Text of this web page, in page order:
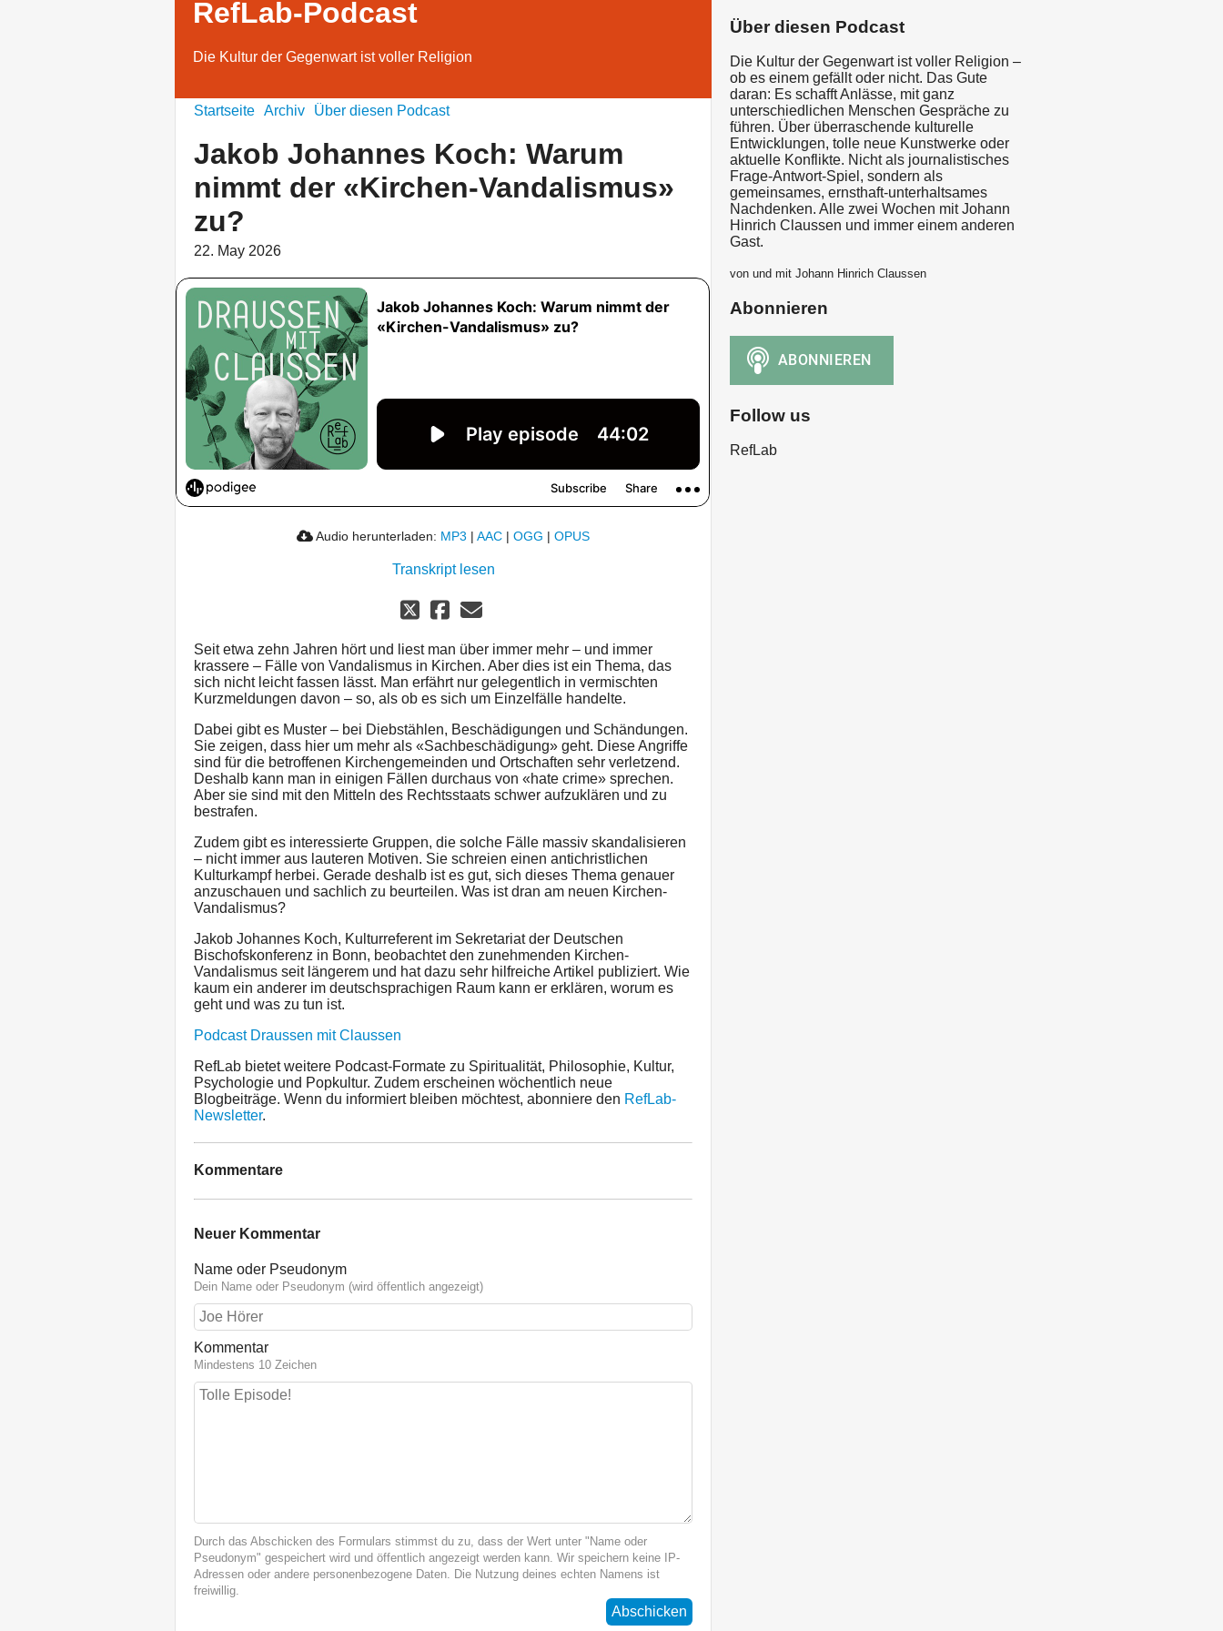
RefLab-Podcast
Die Kultur der Gegenwart ist voller Religion
Startseite Archiv Über diesen Podcast
Jakob Johannes Koch: Warum
nimmt der «Kirchen-Vandalismus»
zu?
22. May 2026
Audio herunterladen: MP3 | AAC | OGG | OPUS
Transkript lesen
Seit etwa zehn Jahren hört und liest man über immer mehr – und immer
krassere – Fälle von Vandalismus in Kirchen. Aber dies ist ein Thema, das
sich nicht leicht fassen lässt. Man erfährt nur gelegentlich in vermischten
Kurzmeldungen davon – so, als ob es sich um Einzelfälle handelte.
Dabei gibt es Muster – bei Diebstählen, Beschädigungen und Schändungen.
Sie zeigen, dass hier um mehr als «Sachbeschädigung» geht. Diese Angriffe
sind für die betroffenen Kirchengemeinden und Ortschaften sehr verletzend.
Deshalb kann man in einigen Fällen durchaus von «hate crime» sprechen.
Aber sie sind mit den Mitteln des Rechtsstaats schwer aufzuklären und zu
bestrafen.
Zudem gibt es interessierte Gruppen, die solche Fälle massiv skandalisieren
– nicht immer aus lauteren Motiven. Sie schreien einen antichristlichen
Kulturkampf herbei. Gerade deshalb ist es gut, sich dieses Thema genauer
anzuschauen und sachlich zu beurteilen. Was ist dran am neuen Kirchen-
Vandalismus?
Jakob Johannes Koch, Kulturreferent im Sekretariat der Deutschen
Bischofskonferenz in Bonn, beobachtet den zunehmenden Kirchen-
Vandalismus seit längerem und hat dazu sehr hilfreiche Artikel publiziert. Wie
kaum ein anderer im deutschsprachigen Raum kann er erklären, worum es
geht und was zu tun ist.
Podcast Draussen mit Claussen
RefLab bietet weitere Podcast-Formate zu Spiritualität, Philosophie, Kultur,
Psychologie und Popkultur. Zudem erscheinen wöchentlich neue
Blogbeiträge. Wenn du informiert bleiben möchtest, abonniere den RefLab-
Newsletter.
Kommentare
Neuer Kommentar
Name oder Pseudonym
Dein Name oder Pseudonym (wird öffentlich angezeigt)
Kommentar
Mindestens 10 Zeichen
Durch das Abschicken des Formulars stimmst du zu, dass der Wert unter "Name oder
Pseudonym" gespeichert wird und öffentlich angezeigt werden kann. Wir speichern keine IP-
Adressen oder andere personenbezogene Daten. Die Nutzung deines echten Namens ist
freiwillig.
Abschicken
Über diesen Podcast
Die Kultur der Gegenwart ist voller Religion –
ob es einem gefällt oder nicht. Das Gute
daran: Es schafft Anlässe, mit ganz
unterschiedlichen Menschen Gespräche zu
führen. Über überraschende kulturelle
Entwicklungen, tolle neue Kunstwerke oder
aktuelle Konflikte. Nicht als journalistisches
Frage-Antwort-Spiel, sondern als
gemeinsames, ernsthaft-unterhaltsames
Nachdenken. Alle zwei Wochen mit Johann
Hinrich Claussen und immer einem anderen
Gast.
von und mit Johann Hinrich Claussen
Abonnieren
Follow us
RefLab